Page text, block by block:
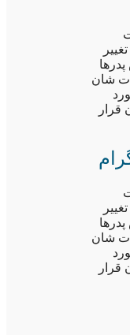
شان
قرار
شان
قرار